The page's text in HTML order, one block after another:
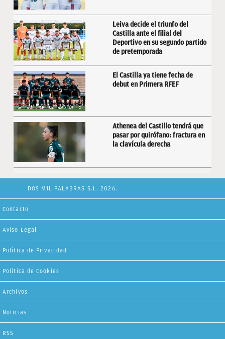
Leiva decide el triunfo del
Castilla ante el filial del
Deportivo en su segundo partido
de pretemporada
El Castilla ya tiene fecha de
debut en Primera RFEF
Athenea del Castillo tendrá que
pasar por quirófano: fractura en
la clavícula derecha
DOS MIL PALABRAS S.L. 2026.
Contacto
Aviso Legal
Política de Privacidad
Política de Cookies
Archivos
Noticias
RSS